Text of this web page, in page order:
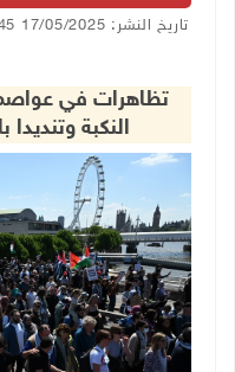
تاريخ النشر: 17/05/2025 06:45 م
تظاهرات في
النكبة